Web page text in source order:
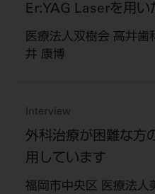
Er:YAG Laserを用い
医療法人双樹会 高井
井 康博
Interview
外科治療が困難な方
用しています
福岡市中央区 医療法人